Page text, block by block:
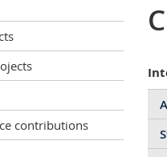
contributions